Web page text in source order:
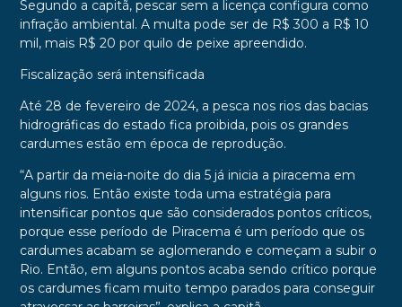
Segundo a capitã, pescar sem a licença configura como
infração ambiental. A multa pode ser de R$ 300 a R$ 10
mil, mais R$ 20 por quilo de peixe apreendido.
Fiscalização será intensificada
Até 28 de fevereiro de 2024, a pesca nos rios das bacias
hidrográficas do estado fica proibida, pois os grandes
cardumes estão em época de reprodução.
“A partir da meia-noite do dia 5 já inicia a piracema em
alguns rios. Então existe toda uma estratégia para
intensificar pontos que são considerados pontos críticos,
porque esse período de Piracema é um período que os
cardumes acabam se aglomerando e começam a subir o
Rio. Então, em alguns pontos acaba sendo crítico porque
os cardumes ficam muito tempo parados para conseguir